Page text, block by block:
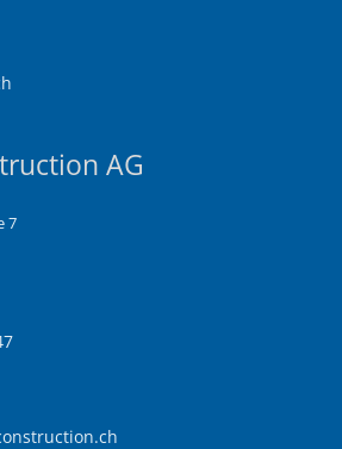
AG
7